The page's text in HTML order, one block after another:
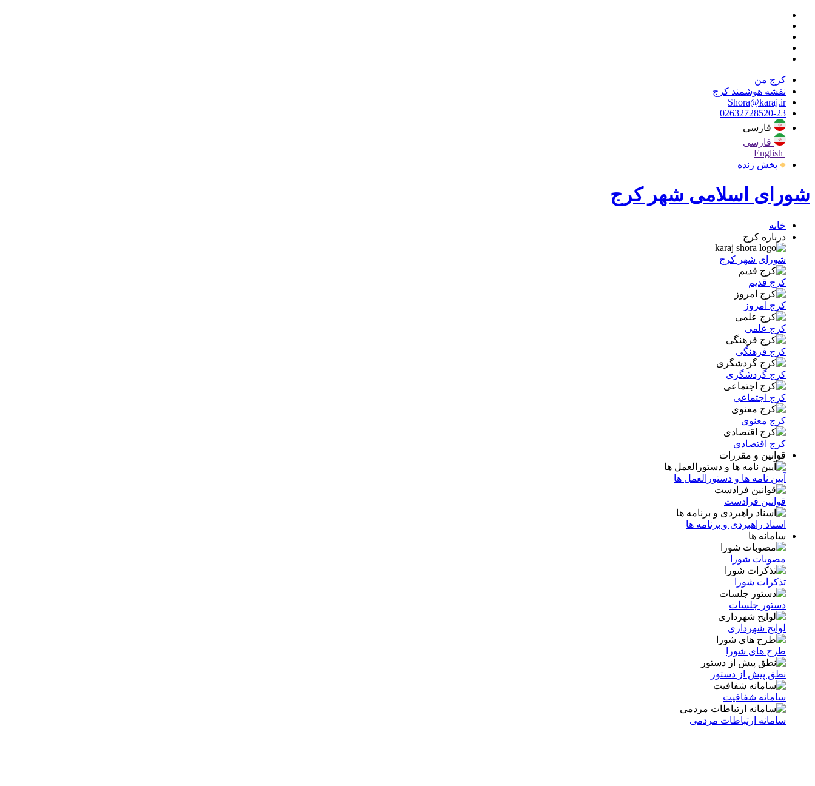
کرج من
نقشه هوشمند کرج
Shora@karaj.ir
02632728520-23
فارسی
فارسی
English
پخش زنده
شورای اسلامی شهر کرج
خانه
درباره کرج
شورای شهر کرج
کرج قدیم
کرج امروز
کرج علمی
کرج فرهنگی
کرج گردشگری
کرج اجتماعی
کرج معنوی
کرج اقتصادی
قوانین و مقررات
آیین نامه ها و دستورالعمل ها
قوانین فرادست
اسناد راهبردی و برنامه ها
سامانه ها
مصوبات شورا
تذکرات شورا
دستور جلسات
لوایح شهرداری
طرح های شورا
نطق پیش از دستور
سامانه شفافیت
سامانه ارتباطات مردمی